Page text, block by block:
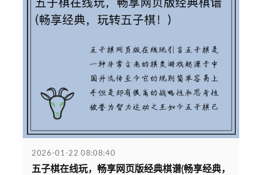
2026-01-22 08:08:40
五子棋在线玩，畅享网页版经典棋谱(畅享经典，